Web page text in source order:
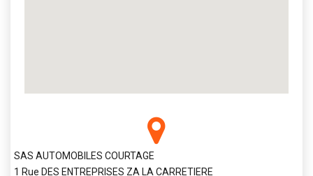
SAS AUTOMOBILES COURTAGE
1 Rue DES ENTREPRISES ZA LA CARRETIERE